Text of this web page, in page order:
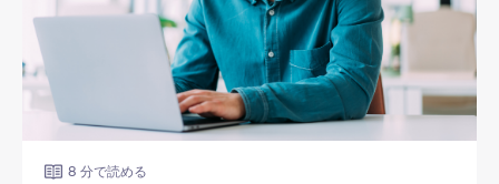
8 分で読める